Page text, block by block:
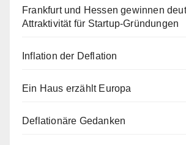
Frankfurt und Hessen gewinnen
Attraktivität für Startup-Gründungen
Inflation der Deflation
Ein Haus erzählt Europa
Deflationäre Gedanken